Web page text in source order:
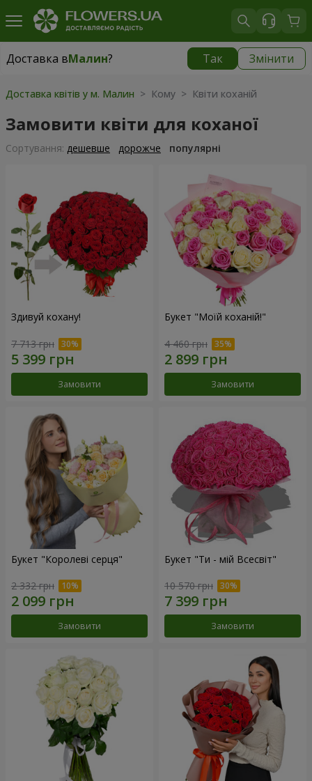
Доставка вМалин? Так Змінити
Доставка вМалин|
Доставка квітів у м. Малин > Кому > Квіти коханій
Замовити квіти для коханої
Сортування: дешевше дорожче популярні
Здивуй кохану!
7 713 грн
Замовити
Букет "Моїй коханій!"
4 460 грн
Замовити
Букет "Королеві серця"
2 332 грн
Замовити
Букет "Ти - мій Всесвіт"
10 570 грн
Замовити